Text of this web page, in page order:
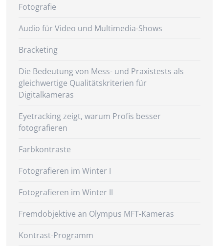
Fotografie
Audio für Video und Multimedia-Shows
Bracketing
Die Bedeutung von Mess- und Praxistests als
gleichwertige Qualitätskriterien für
Digitalkameras
Eyetracking zeigt, warum Profis besser
fotografieren
Farbkontraste
Fotografieren im Winter I
Fotografieren im Winter II
Fremdobjektive an Olympus MFT-Kameras
Kontrast-Programm